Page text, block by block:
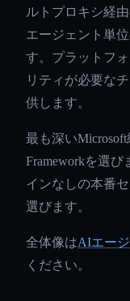
ルトプロキシ経
エージェント単
す。プラットフ
リティが必要な
供します。
最も深い
Frameworkを選
インなしの本番
選びます。
全体像はAIエー
ください。